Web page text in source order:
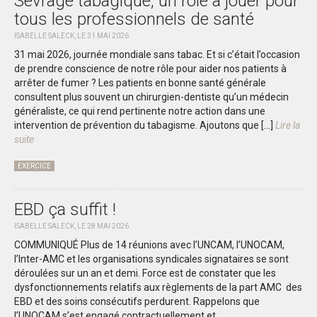
tous les professionnels de santé
ISABELLE SALECK, LE 31 MAI 2026
31 mai 2026, journée mondiale sans tabac. Et si c’était l’occasion
de prendre conscience de notre rôle pour aider nos patients à
arrêter de fumer ? Les patients en bonne santé générale
consultent plus souvent un chirurgien-dentiste qu’un médecin
généraliste, ce qui rend pertinente notre action dans une
intervention de prévention du tabagisme. Ajoutons que […] Lire la
suite
EXERCICE
EBD ça suffit !
ISABELLE SALECK, LE 28 MAI 2026
COMMUNIQUÉ Plus de 14 réunions avec l’UNCAM, l’UNOCAM,
l’Inter-AMC et les organisations syndicales signataires se sont
déroulées sur un an et demi. Force est de constater que les
dysfonctionnements relatifs aux règlements de la part AMC des
EBD et des soins consécutifs perdurent. Rappelons que